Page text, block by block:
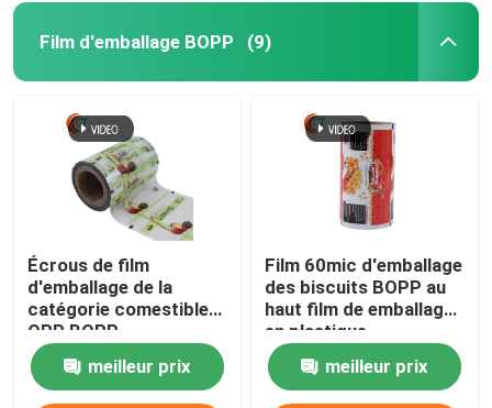
Film d'emballage BOPP (9)
Écrous de film
d'emballage de la
catégorie comestible
OPP BOPP
stratification de deux
couches 50mic en
plastique à 70mic
meilleur prix
Film 60mic d'emballage
des biscuits BOPP au
haut film de emballage
en plastique
d'emballage de barrière
du petit pain 80mic
meilleur prix